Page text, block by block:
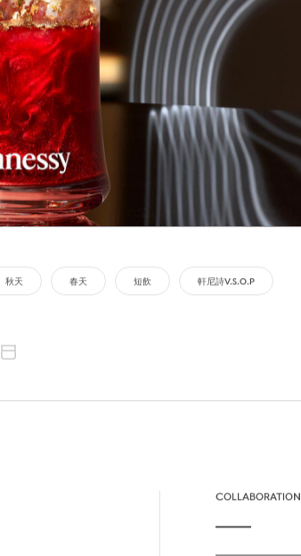
秋天 春天 短飲 軒尼詩V.S.O.P
COLLABORATION